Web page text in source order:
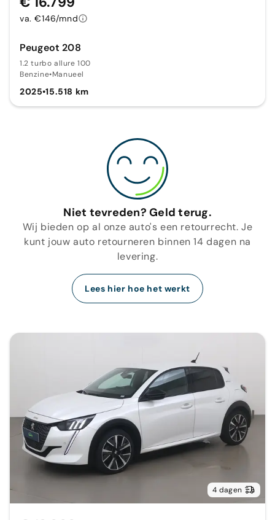
Peugeot 208
1.2 turbo allure 100
Benzine•Manueel
2025•15.518 km
va. €146/mnd
Niet tevreden? Geld terug.
Wij bieden op al onze auto's een retourrecht. Je
kunt jouw auto retourneren binnen 14 dagen na
levering.
Lees hier hoe het werkt
4 dagen